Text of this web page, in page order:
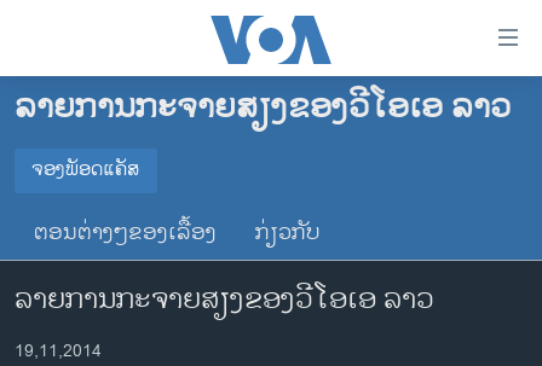
ເຂົ້າ
ຂ້າມ
ໄປ
ຊອກ
ຄົ້ນ
ໂຮມເພຈ
ລາວ
ອາເມຣິກາ
ການເລືອກຕັ້ງ ປະທານາທີບໍດີ ສະຫະລັດ 2024
ຂ່າວ​ຈີນ
ໂລກ
ລາຍການກະຈາຍສຽງຂອງວີໂອເອ ລາວ
ຈອງພັອດແຄັສ
ຈອງພັອດແຄັສ
ຕອນຕ່າງໆຂອງເລື້ອງ ກ່ຽວກັບ
ລາຍການກະຈາຍສຽງຂອງວີໂອເອ ລາວ
19,11,2014